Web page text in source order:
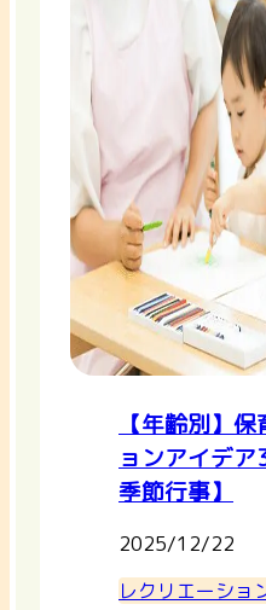
【年齢別】
ョンアイデア
季節行事】
2025/12/22
レクリエーショ